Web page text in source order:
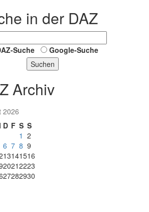
in der DAZ
Suche
Google-Suche
Suchen
Archiv
2026
D F S S
1 2
6 7 8 9
13141516
20212223
27282930